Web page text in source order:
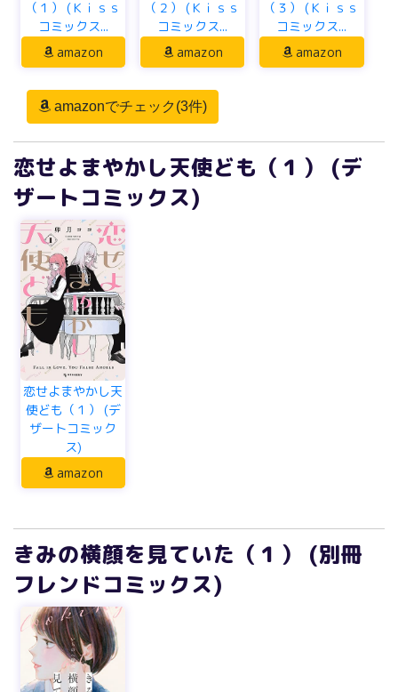
（１） (Ｋｉｓｓ
コミックス...
amazon
（２） (Ｋｉｓｓ
コミックス...
amazon
（３） (Ｋｉｓｓ
コミックス...
amazon
amazonでチェック(3件)
恋せよまやかし天使ども（１） (デ
ザートコミックス)
恋せよまやかし天
使ども（１） (デ
ザートコミック
ス)
amazon
きみの横顔を見ていた（１） (別冊
フレンドコミックス)